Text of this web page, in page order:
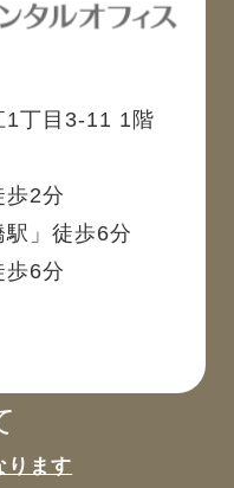
1丁目3-11 1階
歩2分
」徒歩6分
歩6分
ります